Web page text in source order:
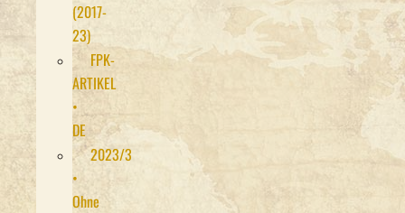
(2017-
23)
FPK-
ARTIKEL
•
DE
2023/3
•
Ohne